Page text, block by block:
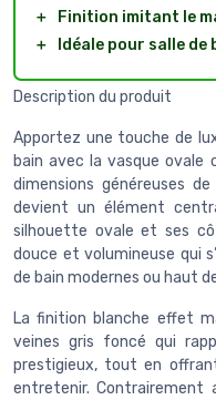
＋
Finition imitant le
＋
Idéale pour salle de
Description du produit
Apportez une touche de
bain avec la vasque ovale
dimensions généreuses
devient un élément
silhouette ovale et ses
douce et volumineuse qui
de bain modernes ou haut
La finition blanche effet
veines gris foncé qui
prestigieux, tout en
entretenir. Contrairement